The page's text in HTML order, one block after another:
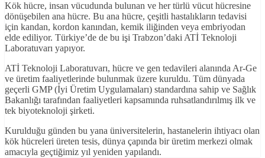
Kök hücre, insan vücudunda bulunan ve her türlü vücut hücresine
dönüşebilen ana hücre. Bu ana hücre, çeşitli hastalıkların tedavisi
için kandan, kordon kanından, kemik iliğinden veya embriyodan
elde ediliyor. Türkiye’de de bu işi Trabzon’daki ATİ Teknoloji
Laboratuvarı yapıyor.
ATİ Teknoloji Laboratuvarı, hücre ve gen tedavileri alanında Ar-Ge
ve üretim faaliyetlerinde bulunmak üzere kuruldu. Tüm dünyada
geçerli GMP (İyi Üretim Uygulamaları) standardına sahip ve Sağlık
Bakanlığı tarafından faaliyetleri kapsamında ruhsatlandırılmış ilk ve
tek biyoteknoloji şirketi.
Kurulduğu günden bu yana üniversitelerin, hastanelerin ihtiyacı olan
kök hücreleri üreten tesis, dünya çapında bir üretim merkezi olmak
amacıyla geçtiğimiz yıl yeniden yapılandı.